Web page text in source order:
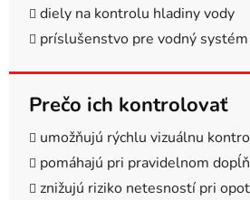
diely na kontrolu hladiny vody
príslušenstvo pre vodný
Prečo ich kontrolovať
umožňujú rýchlu vizuálnu
pomáhajú pri pravidelnom
znižujú riziko netesností pri